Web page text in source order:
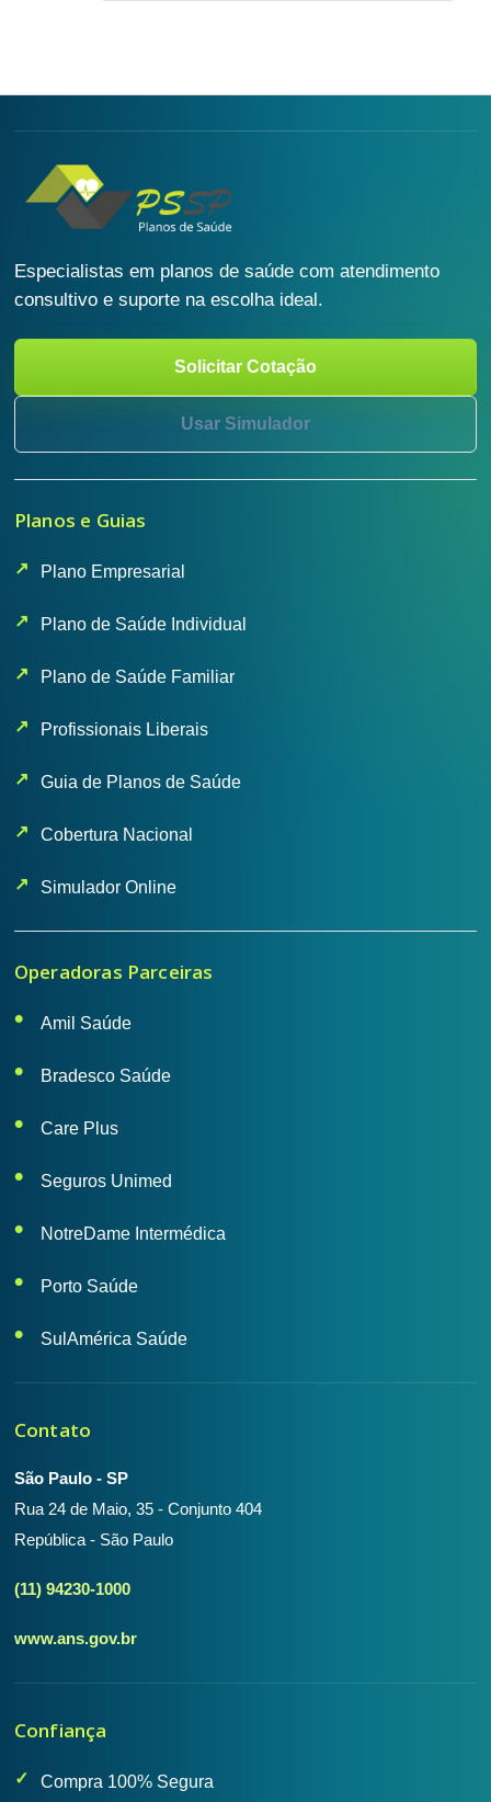
Especialistas em planos de saúde com atendimento
consultivo e suporte na escolha ideal.
Solicitar Cotação
Usar Simulador
Planos e Guias
Plano Empresarial
Plano de Saúde Individual
Plano de Saúde Familiar
Profissionais Liberais
Guia de Planos de Saúde
Cobertura Nacional
Simulador Online
Operadoras Parceiras
Amil Saúde
Bradesco Saúde
Care Plus
Seguros Unimed
NotreDame Intermédica
Porto Saúde
SulAmérica Saúde
Contato
São Paulo - SP
Rua 24 de Maio, 35 - Conjunto 404
República - São Paulo
(11) 94230-1000
www.ans.gov.br
Confiança
Compra 100% Segura